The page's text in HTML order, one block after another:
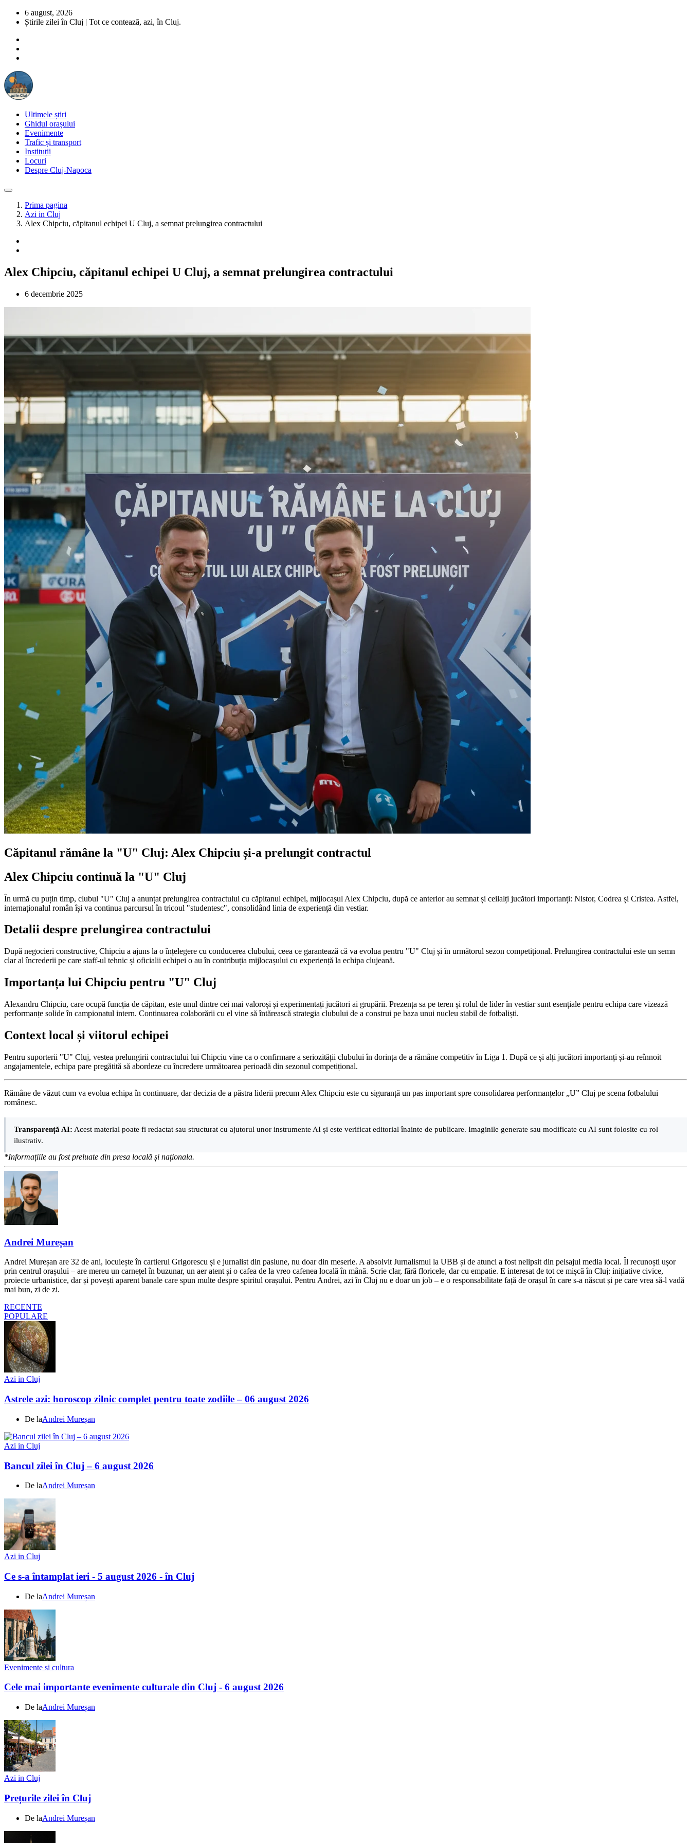
6 august, 2026
Știrile zilei în Cluj | Tot ce contează, azi, în Cluj.
Ultimele știri
Ghidul orașului
Evenimente
Trafic și transport
Instituții
Locuri
Despre Cluj-Napoca
Prima pagina
Azi in Cluj
Alex Chipciu, căpitanul echipei U Cluj, a semnat prelungirea contractului
Alex Chipciu, căpitanul echipei U Cluj, a semnat prelungirea contractului
6 decembrie 2025
Căpitanul rămâne la "U" Cluj: Alex Chipciu și-a prelungit contractul
Alex Chipciu continuă la "U" Cluj
În urmă cu puțin timp, clubul "U" Cluj a anunțat prelungirea contractului cu căpitanul echipei, mijlocașul Alex Chipciu, după ce anterior au semnat și ceilalți jucători importanți: Nistor, Codrea și Cristea. Astfel,
internaționalul român își va continua parcursul în tricoul "studentesc", consolidând linia de experiență din vestiar.
Detalii despre prelungirea contractului
După negocieri constructive, Chipciu a ajuns la o înțelegere cu conducerea clubului, ceea ce garantează că va evolua pentru "U" Cluj și în următorul sezon competițional. Prelungirea contractului este un semn
clar al încrederii pe care staff-ul tehnic și oficialii echipei o au în contribuția mijlocașului cu experiență la echipa clujeană.
Importanța lui Chipciu pentru "U" Cluj
Alexandru Chipciu, care ocupă funcția de căpitan, este unul dintre cei mai valoroși și experimentați jucători ai grupării. Prezența sa pe teren și rolul de lider în vestiar sunt esențiale pentru echipa care vizează
performanțe solide în campionatul intern. Continuarea colaborării cu el vine să întărească strategia clubului de a construi pe baza unui nucleu stabil de fotbaliști.
Context local și viitorul echipei
Pentru suporterii "U" Cluj, vestea prelungirii contractului lui Chipciu vine ca o confirmare a seriozității clubului în dorința de a rămâne competitiv în Liga 1. După ce și alți jucători importanți și-au reînnoit
angajamentele, echipa pare pregătită să abordeze cu încredere următoarea perioadă din sezonul competițional.
Rămâne de văzut cum va evolua echipa în continuare, dar decizia de a păstra liderii precum Alex Chipciu este cu siguranță un pas important spre consolidarea performanțelor „U” Cluj pe scena fotbalului
românesc.
Transparență AI: Acest material poate fi redactat sau structurat cu ajutorul unor instrumente AI și este verificat editorial înainte de publicare. Imaginile generate sau modificate cu AI sunt folosite cu rol
ilustrativ.
*Informațiile au fost preluate din presa locală și naționala.
Andrei Mureșan
Andrei Mureșan are 32 de ani, locuiește în cartierul Grigorescu și e jurnalist din pasiune, nu doar din meserie. A absolvit Jurnalismul la UBB și de atunci a fost nelipsit din peisajul media local. Îl recunoști ușor
prin centrul orașului – are mereu un carnețel în buzunar, un aer atent și o cafea de la vreo cafenea locală în mână. Scrie clar, fără floricele, dar cu empatie. E interesat de tot ce mișcă în Cluj: inițiative civice,
proiecte urbanistice, dar și povești aparent banale care spun multe despre spiritul orașului. Pentru Andrei, azi în Cluj nu e doar un job – e o responsabilitate față de orașul în care s-a născut și pe care vrea să-l vadă
mai bun, zi de zi.
RECENTE
POPULARE
Azi in Cluj
Astrele azi: horoscop zilnic complet pentru toate zodiile – 06 august 2026
De laAndrei Mureșan
Azi in Cluj
Bancul zilei în Cluj – 6 august 2026
De laAndrei Mureșan
Azi in Cluj
Ce s-a întamplat ieri - 5 august 2026 - în Cluj
De laAndrei Mureșan
Evenimente si cultura
Cele mai importante evenimente culturale din Cluj - 6 august 2026
De laAndrei Mureșan
Azi in Cluj
Prețurile zilei în Cluj
De laAndrei Mureșan